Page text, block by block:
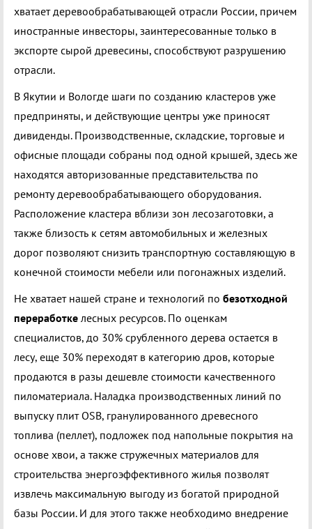
хватает деревообрабатывающей отрасли России, причем
иностранные инвесторы, заинтересованные только в
экспорте сырой древесины, способствуют разрушению
отрасли.
В Якутии и Вологде шаги по созданию кластеров уже
предприняты, и действующие центры уже приносят
дивиденды. Производственные, складские, торговые и
офисные площади собраны под одной крышей, здесь же
находятся авторизованные представительства по
ремонту деревообрабатывающего оборудования.
Расположение кластера вблизи зон лесозаготовки, а
также близость к сетям автомобильных и железных
дорог позволяют снизить транспортную составляющую в
конечной стоимости мебели или погонажных изделий.
Не хватает нашей стране и технологий по безотходной
переработке лесных ресурсов. По оценкам
специалистов, до 30% срубленного дерева остается в
лесу, еще 30% переходят в категорию дров, которые
продаются в разы дешевле стоимости качественного
пиломатериала. Наладка производственных линий по
выпуску плит OSB, гранулированного древесного
топлива (пеллет), подложек под напольные покрытия на
основе хвои, а также стружечных материалов для
строительства энергоэффективного жилья позволят
извлечь максимальную выгоду из богатой природной
базы России. И для этого также необходимо внедрение